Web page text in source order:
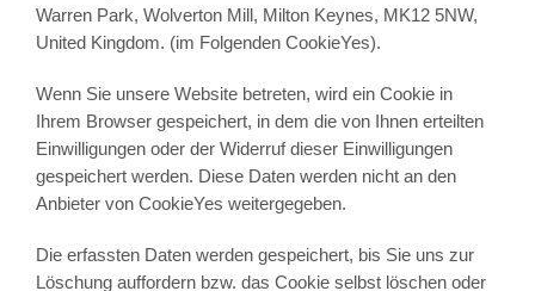
Warren Park, Wolverton Mill, Milton Keynes, MK12 5NW,
United Kingdom. (im Folgenden CookieYes).
Wenn Sie unsere Website betreten, wird ein Cookie in
Ihrem Browser gespeichert, in dem die von Ihnen erteilten
Einwilligungen oder der Widerruf dieser Einwilligungen
gespeichert werden. Diese Daten werden nicht an den
Anbieter von CookieYes weitergegeben.
Die erfassten Daten werden gespeichert, bis Sie uns zur
Löschung auffordern bzw. das Cookie selbst löschen oder